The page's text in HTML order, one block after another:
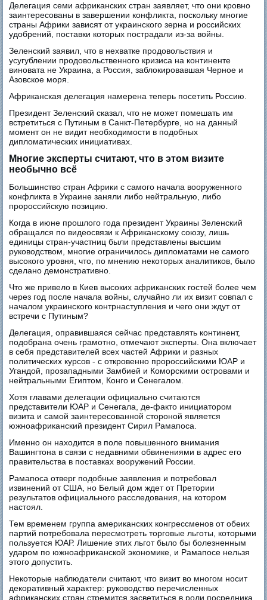
Делегация семи африканских стран заявляет, что они кровно
заинтересованы в завершении конфликта, поскольку многие
страны Африки зависят от украинского зерна и российских
удобрений, поставки которых пострадали из-за войны.
Зеленский заявил, что в нехватке продовольствия и
усугублении продовольственного кризиса на континенте
виновата не Украина, а Россия, заблокировавшая Черное и
Азовское моря.
Африканская делегация намерена теперь посетить Россию.
Президент Зеленский сказал, что не может помешать им
встретиться с Путиным в Санкт-Петербурге, но на данный
момент он не видит необходимости в подобных
дипломатических инициативах.
Многие эксперты считают, что в этом визите
необычно всё
Большинство стран Африки с самого начала вооруженного
конфликта в Украине заняли либо нейтральную, либо
пророссийскую позицию.
Когда в июне прошлого года президент Украины Зеленский
обращался по видеосвязи к Африканскому союзу, лишь
единицы стран-участниц были представлены высшим
руководством, многие ограничилось дипломатами не самого
высокого уровня, что, по мнению некоторых аналитиков, было
сделано демонстративно.
Что же привело в Киев высоких африканских гостей более чем
через год после начала войны, случайно ли их визит совпал с
началом украинского контрнаступления и чего они ждут от
встречи с Путиным?
Делегация, оправившаяся сейчас представлять континент,
подобрана очень грамотно, отмечают эксперты. Она включает
в себя представителей всех частей Африки и разных
политических курсов - с откровенно пророссийскими ЮАР и
Угандой, прозападными Замбией и Коморскими островами и
нейтральными Египтом, Конго и Сенегалом.
Хотя главами делегации официально считаются
представители ЮАР и Сенегала, де-факто инициатором
визита и самой заинтересованной стороной является
южноафриканский президент Сирил Рамапоса.
Именно он находится в поле повышенного внимания
Вашингтона в связи с недавними обвинениями в адрес его
правительства в поставках вооружений России.
Рамапоса отверг подобные заявления и потребовал
извинений от США, но Белый дом ждет от Претории
результатов официального расследования, на котором
настоял.
Тем временем группа американских конгрессменов от обеих
партий потребовала пересмотреть торговые льготы, которыми
пользуется ЮАР. Лишение этих льгот было бы болезненным
ударом по южноафриканской экономике, и Рамапосе нельзя
этого допустить.
Некоторые наблюдатели считают, что визит во многом носит
декоративный характер: руководство перечисленных
африканских стран стремится засветиться в роли посредника